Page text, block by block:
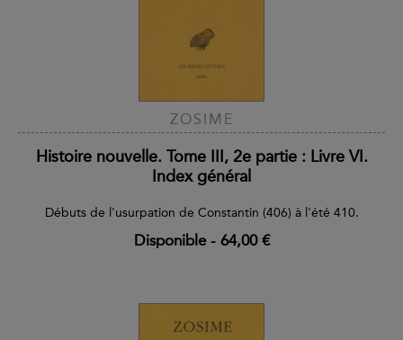
ZOSIME
Histoire nouvelle. Tome III, 2e partie : Livre VI.
Index général
Débuts de l'usurpation de Constantin (406) à l'été 410.
Disponible- 64,00 €